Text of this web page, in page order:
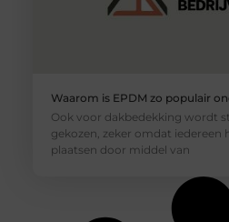
Waarom is EPDM zo populair
Ook voor dakbedekking wordt
gekozen, zeker omdat iedereen
plaatsen door middel van